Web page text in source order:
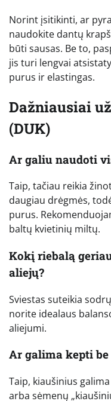
Norint įsitikinti, ar
naudokite dantų
būti sausas. Be to,
jis turi lengvai
purus ir elastingas.
Dažniausiai
(DUK)
Ar galiu naudoti
Taip, tačiau reikia
daugiau drėgmės,
purus.
baltų kvietinių miltų.
Kokį riebalą
aliejų?
Sviestas suteikia
norite idealaus
aliejumi.
Ar galima kepti
Taip, kiaušinius
arba sėmenų